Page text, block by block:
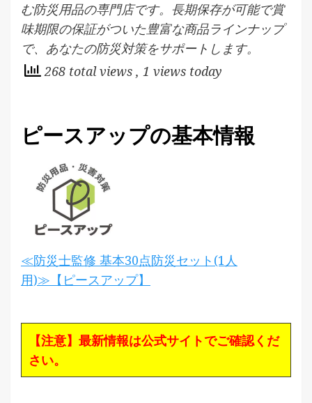
む防災用品の専門店です。長期保存が可能で賞
味期限の保証がついた豊富な商品ラインナップ
で、あなたの防災対策をサポートします。
268 total views , 1 views today
ピースアップの基本情報
≪防災士監修 基本30点防災セット(1人
用)≫【ピースアップ】
【注意】最新情報は公式サイトでご確認くだ
さい。